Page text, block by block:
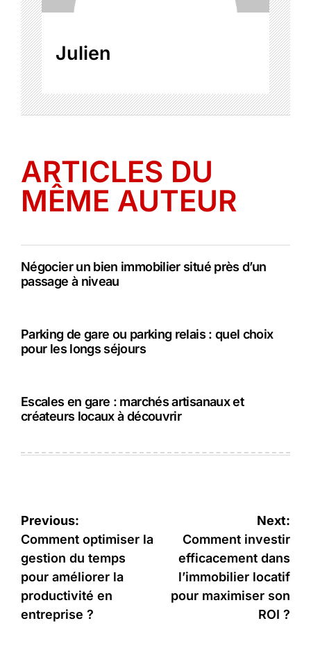
Julien
ARTICLES DU
MÊME AUTEUR
Négocier un bien immobilier situé près d’un
passage à niveau
Parking de gare ou parking relais : quel choix
pour les longs séjours
Escales en gare : marchés artisanaux et
créateurs locaux à découvrir
Navigation
de
l’article
Previous:
Comment optimiser la
gestion du temps
pour améliorer la
productivité en
entreprise ?
Next:
Comment investir
efficacement dans
l’immobilier locatif
pour maximiser son
ROI ?